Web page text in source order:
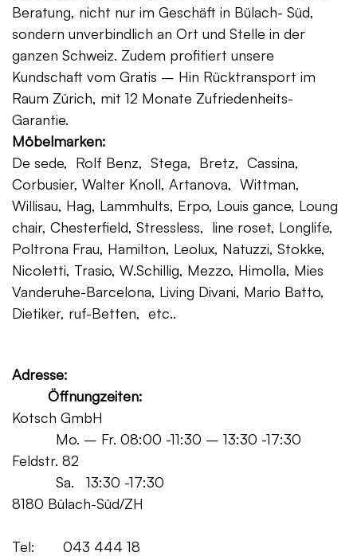
Beratung, nicht nur im Geschäft in Bülach- Süd,
sondern unverbindlich an Ort und Stelle in der
ganzen Schweiz. Zudem profitiert unsere
Kundschaft vom Gratis – Hin Rücktransport im
Raum Zürich, mit 12 Monate Zufriedenheits-
Garantie.
Möbelmarken:
De sede, Rolf Benz, Stega, Bretz, Cassina,
Corbusier, Walter Knoll, Artanova, Wittman,
Willisau, Hag, Lammhults, Erpo, Louis gance, Loung
chair, Chesterfield, Stressless, line roset, Longlife,
Poltrona Frau, Hamilton, Leolux, Natuzzi, Stokke,
Nicoletti, Trasio, W.Schillig, Mezzo, Himolla, Mies
Vanderuhe-Barcelona, Living Divani, Mario Batto,
Dietiker, ruf-Betten, etc..
Adresse:
Öffnungzeiten:
Kotsch GmbH
Mo. – Fr. 08:00 -11:30 – 13:30 -17:30
Feldstr. 82
Sa. 13:30 -17:30
8180 Bülach-Süd/ZH
Tel: 043 444 18